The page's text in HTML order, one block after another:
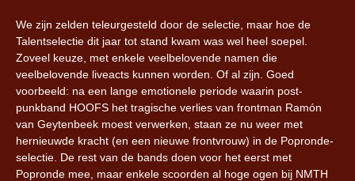
We zijn zelden teleurgesteld door de selectie, maar hoe de
Talentselectie dit jaar tot stand kwam was wel heel soepel.
Zoveel keuze, met enkele veelbelovende namen die
veelbelovende liveacts kunnen worden. Of al zijn. Goed
voorbeeld: na een lange emotionele periode waarin post-
punkband HOOFS het tragische verlies van frontman Ramón
van Geytenbeek moest verwerken, staan ze nu weer met
hernieuwde kracht (en een nieuwe frontvrouw) in de Popronde-
selectie. De rest van de bands doen voor het eerst met
Popronde mee, maar enkele scoorden al hoge ogen bij NMTH